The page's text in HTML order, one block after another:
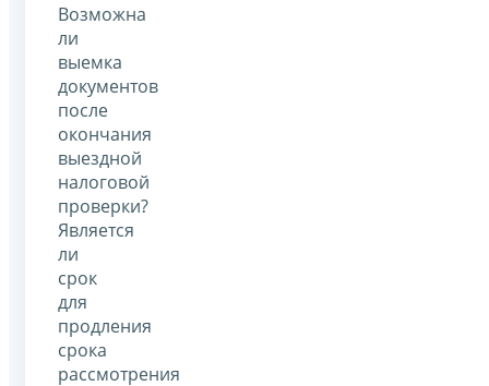
Возможна
ли
выемка
документов
после
окончания
выездной
налоговой
проверки?
Является
ли
срок
для
продления
срока
рассмотрения